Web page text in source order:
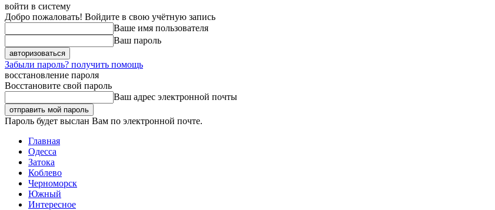
войти в систему
Добро пожаловать! Войдите в свою учётную запись
Ваше имя пользователя
Ваш пароль
Забыли пароль? получить помощь
восстановление пароля
Восстановите свой пароль
Ваш адрес электронной почты
Пароль будет выслан Вам по электронной почте.
Главная
Одесса
Затока
Коблево
Черноморск
Южный
Интересное